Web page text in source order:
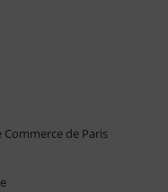
de Paris